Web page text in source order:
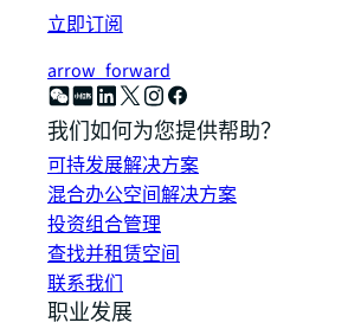
立即订阅
arrow_forward
我们如何为您提供帮助？
可持发展解决方案
混合办公空间解决方案
投资组合管理
查找并租赁空间
联系我们
职业发展